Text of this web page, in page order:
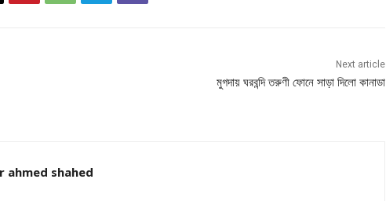
Next article
মুগদায় ঘরবন্দি তরুণী ফোনে সাড়া দিলো কানাডা
ahmed shahed